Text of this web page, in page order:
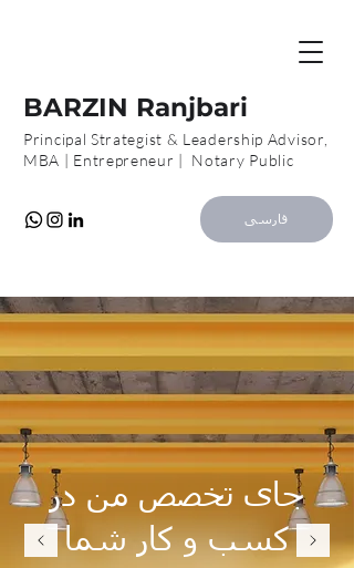
BARZIN Ranjbari
Principal Strategist & Leadership Advisor,
MBA | Entrepreneur | Notary Public
فارسی
جای تخصص من در
کسب و کار شما